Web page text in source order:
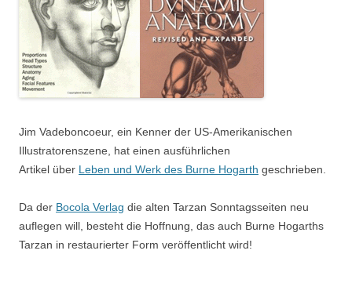
Jim Vadeboncoeur, ein Kenner der US-Amerikanischen
Illustratorenszene, hat einen ausführlichen
Artikel über Leben und Werk des Burne Hogarth geschrieben.
Da der Bocola Verlag die alten Tarzan Sonntagsseiten neu
auflegen will, besteht die Hoffnung, das auch Burne Hogarths
Tarzan in restaurierter Form veröffentlicht wird!